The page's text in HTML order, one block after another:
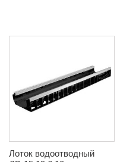
Лоток водоотводный